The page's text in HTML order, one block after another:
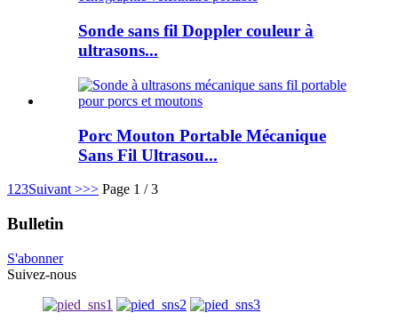
Sonde sans fil Doppler couleur à
ultrasons...
Porc Mouton Portable Mécanique
Sans Fil Ultrasou...
1 23Suivant >>> Page 1 / 3
Bulletin
S'abonner
Suivez-nous